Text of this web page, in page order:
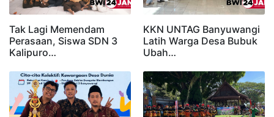
Tak Lagi Memendam
Perasaan, Siswa SDN 3
Kalipuro…
KKN UNTAG Banyuwangi
Latih Warga Desa Bubuk
Ubah…